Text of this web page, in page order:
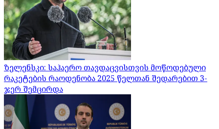
ზელენსკი: საჰაერო თავდაცვისთვის მოწოდებული
რაკეტების რაოდენობა 2025 წელთან შედარებით 3-
ჯერ შემცირდა